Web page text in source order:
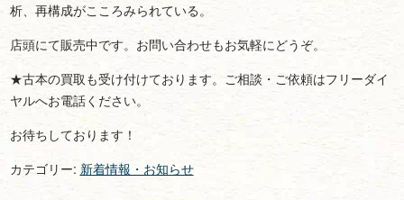
析、再構成がこころみられている。
店頭にて販売中です。お問い合わせもお気軽にどうぞ。
★古本の買取も受け付けております。ご相談・ご依頼はフリーダイ
ヤルへお電話ください。
お待ちしております！
カテゴリー: 新着情報・お知らせ